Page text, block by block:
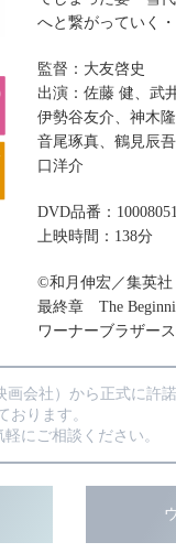
へと繋がっていく・
監督：大友啓史
出演：佐藤 健、武
伊勢谷友介、神木
音尾琢真、鶴見辰
口洋介
DVD品番：
上映時間：138分
©和月伸宏／集英
最終章 The
ワーナーブラザー
会社）から正式に許
おります。
にご相談ください。